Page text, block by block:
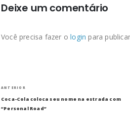
Deixe um comentário
Você precisa fazer ologin para
Navegação
de
Post
anterior
ANTERIOR
Coca-Cola coloca seu nome na estrada com
“Personal Road”